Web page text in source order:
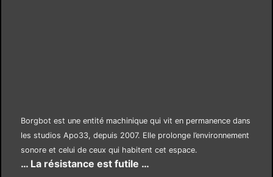
Borgbot est une entité machinique qui vit en permanence dans
les studios Apo33, depuis 2007. Elle prolonge l’environnement
sonore et celui de ceux qui habitent cet espace.
… La résistance est futile …